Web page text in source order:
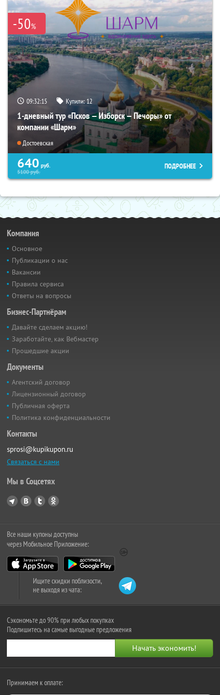
-50%
09:32:14 Купили:12
1-дневный тур «Псков — Изборск — Печоры» от
компании «Шарм»
Достоевская
640 руб.
5100руб.
ПОДРОБНЕЕ
Компания
Основное
Публикации о нас
Вакансии
Правила сервиса
Ответы на вопросы
Бизнес-Партнёрам
Давайте сделаем акцию!
Заработайте, как Вебмастер
Прошедшие акции
Документы
Агентский договор
Лицензионный договор
Публичная оферта
Политика конфиденциальности
Контакты
sprosi@kupikupon.ru
Связаться с нами
Мы в Соцсетях
Все наши купоны доступны
через Мобильное Приложение:
Ищите скидки поблизости,
не выходя из чата:
Сэкономьте до 90% при любых покупках
Подпишитесь на самые выгодные предложения
Принимаем к оплате: